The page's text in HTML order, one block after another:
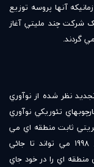
آنها پروسه توزيع
شرکت چند مليتي آغاز
گردند.
نظر شده از نوآوري
تئوريکي نوآوري
ثابت منطقه اي مي
باشند. چارچوب ارائه شده گوشل وبارتلت در سال 1998 مي تواند تا جائي
اي را در خود جاي